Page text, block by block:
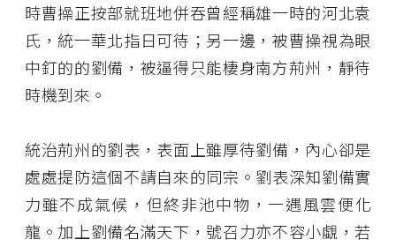
時曹操正按部就班地併吞曾經稱雄一時的河北袁
氏，統一華北指日可待；另一邊，被曹操視為眼
中釘的的劉備，被逼得只能棲身南方荊州，靜待
時機到來。
統治荊州的劉表，表面上雖厚待劉備，內心卻是
處處提防這個不請自來的同宗。劉表深知劉備實
力雖不成氣候，但終非池中物，一遇風雲便化
龍。加上劉備名滿天下，號召力亦不容小覷，若